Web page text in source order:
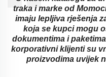
traka i marke od
imaju lepljiva rješenja
koja se kupci mogu
dokumentima i
korporativni klijenti su
proizvodima uvijek